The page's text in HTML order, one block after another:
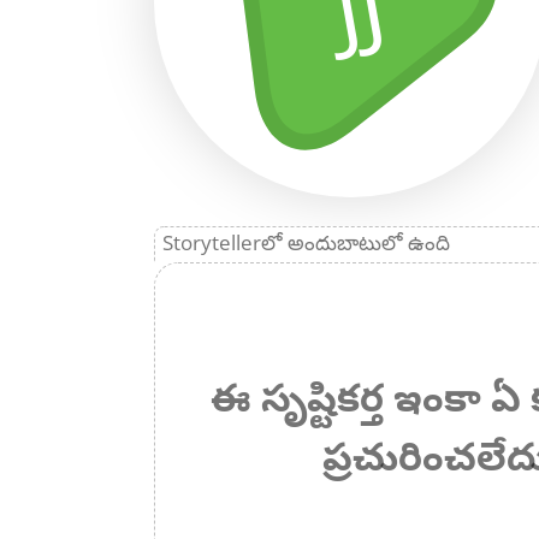
Storytellerలో అందుబాటులో ఉంది
ఈ సృష్టికర్త ఇంకా